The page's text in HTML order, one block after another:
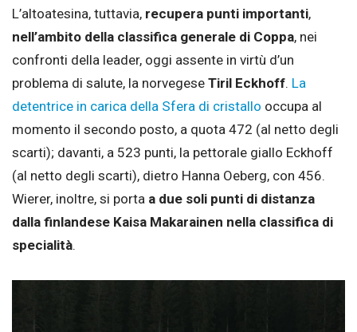
L’altoatesina, tuttavia, recupera punti importanti,
nell’ambito della classifica generale di Coppa, nei
confronti della leader, oggi assente in virtù d’un
problema di salute, la norvegese Tiril Eckhoff. La
detentrice in carica della Sfera di cristallo occupa al
momento il secondo posto, a quota 472 (al netto degli
scarti); davanti, a 523 punti, la pettorale giallo Eckhoff
(al netto degli scarti), dietro Hanna Oeberg, con 456.
Wierer, inoltre, si porta a due soli punti di distanza
dalla finlandese Kaisa Makarainen nella classifica di
specialità.